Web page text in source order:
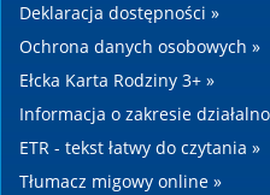
Deklaracja dostępności »
Ochrona danych osobowych »
Ełcka Karta Rodziny 3+ »
Informacja o zakresie
ETR - tekst łatwy do czytania »
Tłumacz migowy online »